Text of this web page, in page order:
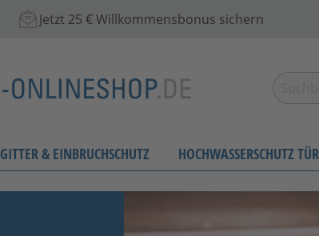
Jetzt 25 € Willkommensbonus sichern
GITTER & EINBRUCHSCHUTZ HOCHWASSERSCHUTZ TÜR